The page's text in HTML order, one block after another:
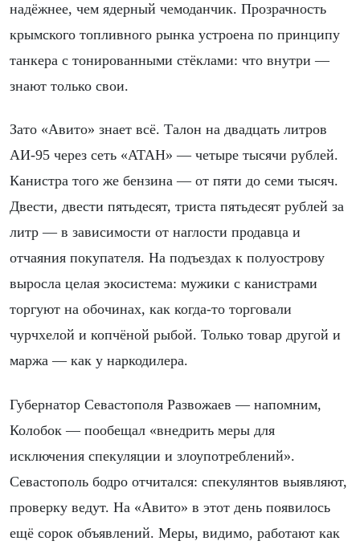
надёжнее, чем ядерный чемоданчик. Прозрачность
крымского топливного рынка устроена по принципу
танкера с тонированными стёклами: что внутри —
знают только свои.
Зато «Авито» знает всё. Талон на двадцать литров
АИ-95 через сеть «АТАН» — четыре тысячи рублей.
Канистра того же бензина — от пяти до семи тысяч.
Двести, двести пятьдесят, триста пятьдесят рублей за
литр — в зависимости от наглости продавца и
отчаяния покупателя. На подъездах к полуострову
выросла целая экосистема: мужики с канистрами
торгуют на обочинах, как когда-то торговали
чурчхелой и копчёной рыбой. Только товар другой и
маржа — как у наркодилера.
Губернатор Севастополя Развожаев — напомним,
Колобок — пообещал «внедрить меры для
исключения спекуляции и злоупотреблений».
Севастополь бодро отчитался: спекулянтов выявляют,
проверку ведут. На «Авито» в этот день появилось
ещё сорок объявлений. Меры, видимо, работают как